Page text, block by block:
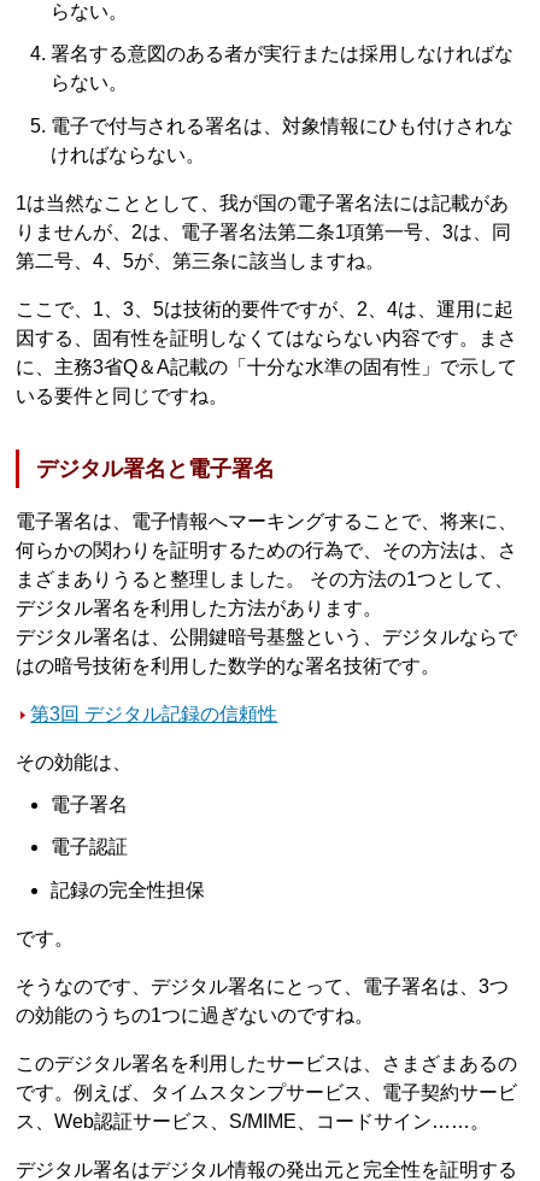
らない。
署名する意図のある者が実行または採用しなければな
らない。
電子で付与される署名は、対象情報にひも付けされな
ければならない。
1は当然なこととして、我が国の電子署名法には記載があ
りませんが、2は、電子署名法第二条1項第一号、3は、同
第二号、4、5が、第三条に該当しますね。
ここで、1、3、5は技術的要件ですが、2、4は、運用に起
因する、固有性を証明しなくてはならない内容です。まさ
に、主務3省Q＆A記載の「十分な水準の固有性」で示して
いる要件と同じですね。
デジタル署名と電子署名
電子署名は、電子情報へマーキングすることで、将来に、
何らかの関わりを証明するための行為で、その方法は、さ
まざまありうると整理しました。 その方法の1つとして、
デジタル署名を利用した方法があります。
デジタル署名は、公開鍵暗号基盤という、デジタルならで
はの暗号技術を利用した数学的な署名技術です。
第3回 デジタル記録の信頼性
その効能は、
電子署名
電子認証
記録の完全性担保
です。
そうなのです、デジタル署名にとって、電子署名は、3つ
の効能のうちの1つに過ぎないのですね。
このデジタル署名を利用したサービスは、さまざまあるの
です。例えば、タイムスタンプサービス、電子契約サービ
ス、Web認証サービス、S/MIME、コードサイン……。
デジタル署名はデジタル情報の発出元と完全性を証明する